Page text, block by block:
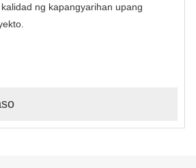
ng kapangyarihan upang